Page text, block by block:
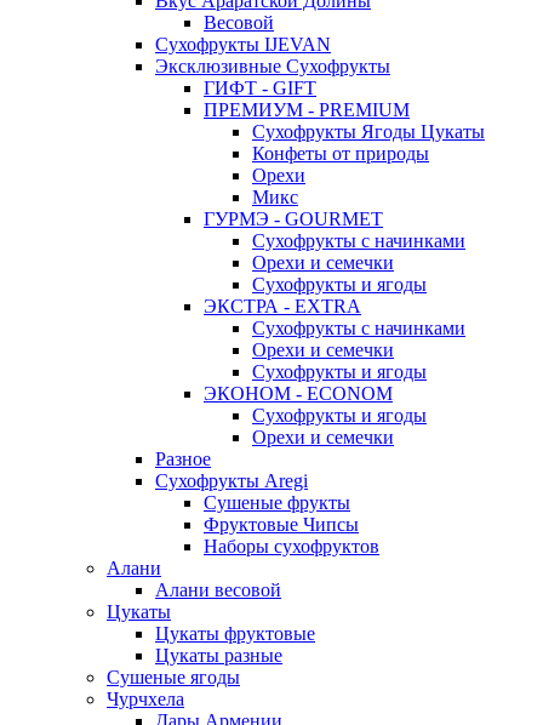
Весовой
Сухофрукты IJEVAN
Эксклюзивные Сухофрукты
ГИФТ - GIFT
ПРЕМИУМ - PREMIUM
Сухофрукты Ягоды Цукаты
Конфеты от природы
Орехи
Микс
ГУРМЭ - GOURMET
Сухофрукты с начинками
Орехи и семечки
Сухофрукты и ягоды
ЭКСТРА - EXTRA
Сухофрукты с начинками
Орехи и семечки
Сухофрукты и ягоды
ЭКОНОМ - ECONOM
Сухофрукты и ягоды
Орехи и семечки
Разное
Сухофрукты Aregi
Сушеные фрукты
Фруктовые Чипсы
Наборы сухофруктов
Алани
Алани весовой
Цукаты
Цукаты фруктовые
Цукаты разные
Сушеные ягоды
Чурчхела
Дары Армении